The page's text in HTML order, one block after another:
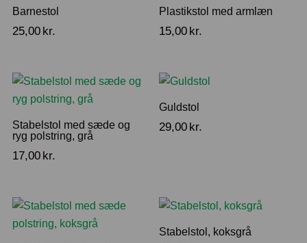
Barnestol
25,00 kr.
Plastikstol med armlæn
15,00 kr.
Stabelstol med sæde og
ryg polstring, grå
17,00 kr.
Guldstol
29,00 kr.
Stabelstol, koksgrå